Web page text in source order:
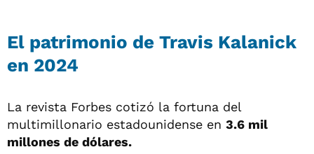
El patrimonio de Travis Kalanick
en 2024
La revista Forbes cotizó la fortuna del
multimillonario estadounidense en 3.6 mil
millones de dólares.